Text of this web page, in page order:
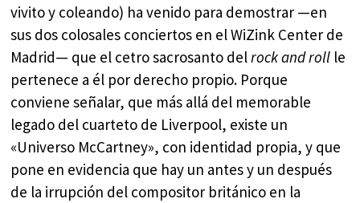
vivito y coleando) ha venido para demostrar —en
sus dos colosales conciertos en el WiZink Center de
Madrid— que el cetro sacrosanto delrock and roll le
pertenece a él por derecho propio. Porque
conviene señalar, que más allá del memorable
legado del cuarteto de Liverpool, existe un
«Universo McCartney», con identidad propia, y que
pone en evidencia que hay un antes y un después
de la irrupción del compositor británico en la